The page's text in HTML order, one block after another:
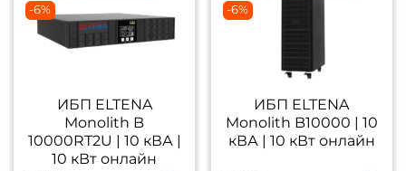
-6%
ИБП ELTENA
Monolith B
10000RТ2U | 10 кВА |
10 кВт онлайн
-6%
ИБП ELTENA
Monolith B10000 | 10
кВА | 10 кВт онлайн